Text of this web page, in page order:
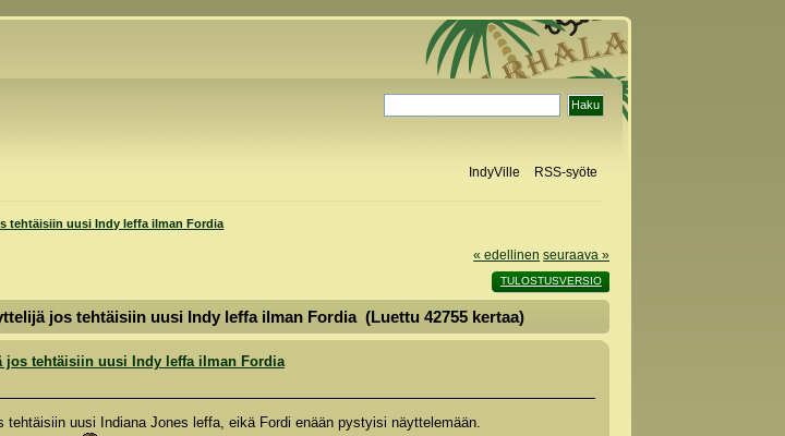
IndyVille RSS-syöte
tehtäisiin uusi Indy leffa ilman Fordia
« edellinen seuraava »
TULOSTUSVERSIO
jos tehtäisiin uusi Indy leffa ilman Fordia (Luettu 42755 kertaa)
jos tehtäisiin uusi Indy leffa ilman Fordia
uusi Indiana Jones leffa, eikä Fordi enään pystyisi näyttelemään.